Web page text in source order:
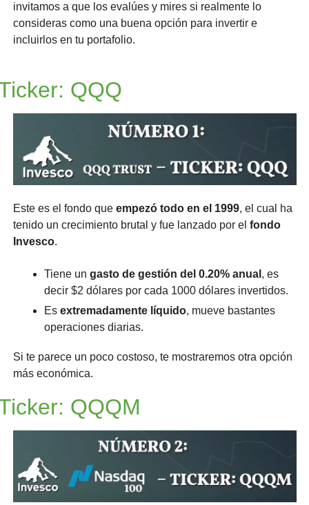
invitamos a que los evalúes y mires si realmente lo
consideras como una buena opción para invertir e
incluirlos en tu portafolio.
QQQ
Este es el fondo que empezó todo en el 1999, el cual ha
tenido un crecimiento brutal y fue lanzado por el fondo
Invesco.
Tiene un gasto de gestión del 0.20% anual , es
decir $2 dólares por cada 1000 dólares invertidos.
Es extremadamente líquido, mueve bastantes
operaciones diarias.
Si te parece un poco costoso, te mostraremos otra opción
más económica.
QQQM